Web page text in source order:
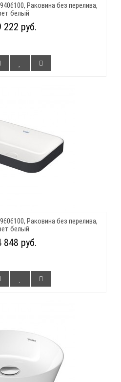
Раковина без перелива,
белый
222 руб.
Раковина без перелива,
белый
848 руб.